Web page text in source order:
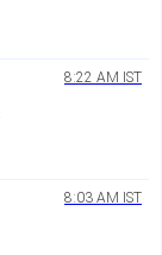
8:22 AM IST
8:03 AM IST